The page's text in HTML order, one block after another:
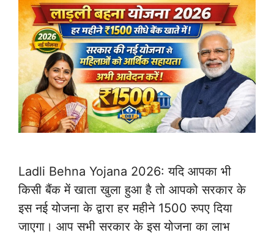
Ladli Behna Yojana 2026: यदि आपका भी
किसी बैंक में खाता खुला हुआ है तो आपको सरकार के
इस नई योजना के द्वारा हर महीने 1500 रुपए दिया
जाएगा। आप सभी सरकार के इस योजना का लाभ